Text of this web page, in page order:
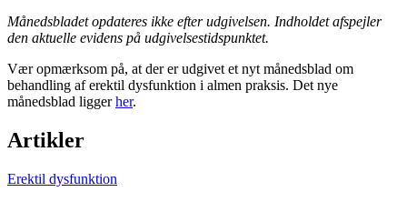
Månedsbladet opdateres ikke efter udgivelsen. Indholdet afspejler
den aktuelle evidens på udgivelsestidspunktet.
Vær opmærksom på, at der er udgivet et nyt månedsblad om
behandling af erektil dysfunktion i almen praksis. Det nye
månedsblad liggerher.
Artikler
Erektil dysfunktion